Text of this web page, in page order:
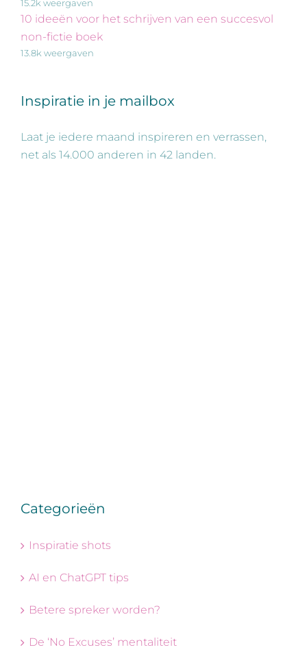
15.2k weergaven
10 ideeën voor het schrijven van een succesvol
non-fictie boek
13.8k weergaven
Inspiratie in je mailbox
Laat je iedere maand inspireren en verrassen,
net als 14.000 anderen in 42 landen.
Categorieën
Inspiratie shots
AI en ChatGPT tips
Betere spreker worden?
De ‘No Excuses’ mentaliteit